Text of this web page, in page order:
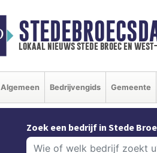
lokaal nieuws stede broec en
Algemeen Bedrijvengids Gemeente
Zoek een bedrijf in Stede